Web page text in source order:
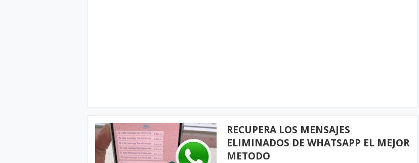
RECUPERA LOS MENSAJES
ELIMINADOS DE WHATSAPP EL MEJOR
METODO